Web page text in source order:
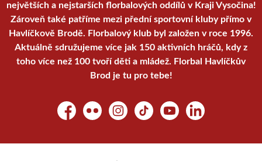
největších a nejstarších florbalových oddílů v Kraji Vysočina!
Zároveň také patříme mezi přední sportovní kluby přímo v
Havlíčkově Brodě. Florbalový klub byl založen v roce 1996.
Aktuálně sdružujeme více jak 150 aktivních hráčů, kdy z
toho více než 100 tvoří děti a mládež. Florbal Havlíčkův
Brod je tu pro tebe!
FacebookFlickr Instagram
TikTok YouTubeLinkedIn